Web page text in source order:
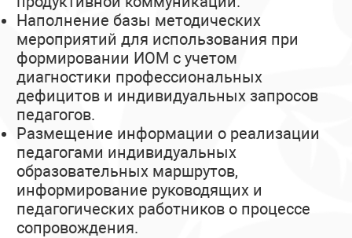
Наполнение базы методических
мероприятий для использования при
формировании ИОМ с учетом
диагностики профессиональных
дефицитов и индивидуальных запросов
педагогов.
Размещение информации о реализации
педагогами индивидуальных
образовательных маршрутов,
информирование руководящих и
педагогических работников о процессе
сопровождения.